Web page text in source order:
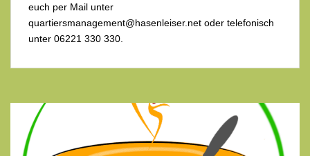
euch per Mail unter
quartiersmanagement@hasenleiser.net oder telefonisch
unter 06221 330 330.